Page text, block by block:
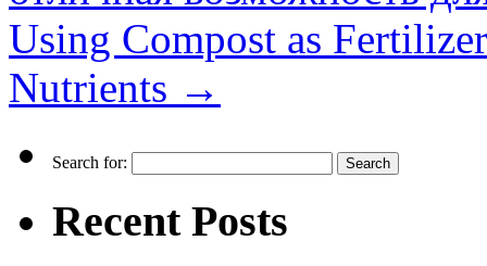
Using Compost as
Nutrients →
Search for:
Recent Posts